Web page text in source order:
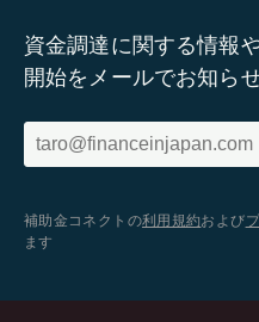
資金調達に関する情報
開始をメールでお知ら
補助金コネクトの利用規約および
ます